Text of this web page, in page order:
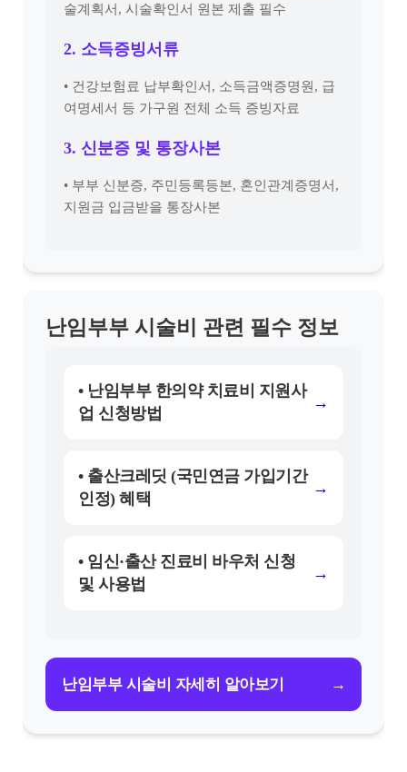
술계획서, 시술확인서 원본 제출 필수
2. 소득증빙서류
• 건강보험료 납부확인서, 소득금액증명원, 급
여명세서 등 가구원 전체 소득 증빙자료
3. 신분증 및 통장사본
• 부부 신분증, 주민등록등본, 혼인관계증명서,
지원금 입금받을 통장사본
난임부부 시술비 관련 필수 정보
• 난임부부 한의약 치료비 지원사
업 신청방법
→
• 출산크레딧 (국민연금 가입기간
인정) 혜택
→
• 임신·출산 진료비 바우처 신청
및 사용법
→
난임부부 시술비 자세히 알아보기 →